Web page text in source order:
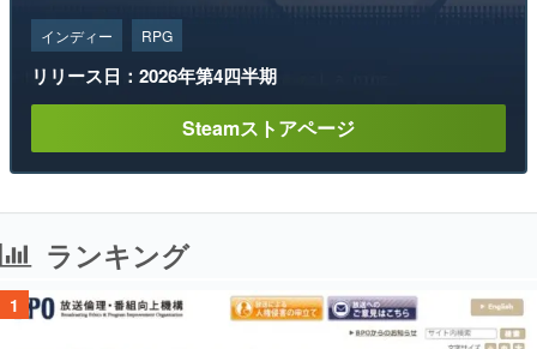
インディー RPG
リリース日：2026年第4四半期
Steamストアページ
ランキング
1